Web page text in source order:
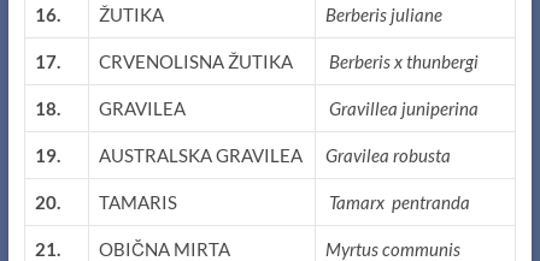
16. ŽUTIKA Berberis juliane
17. CRVENOLISNA ŽUTIKA Berberis x thunbergi
18. GRAVILEA Gravillea juniperina
19. AUSTRALSKA GRAVILEA Gravilea robusta
20. TAMARIS Tamarx pentranda
21. OBIČNA MIRTA Myrtus communis